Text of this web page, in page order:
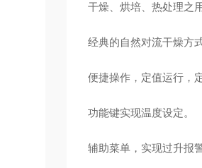
干燥、烘培、热处理之用
经典的自然对流干燥方式
便捷操作，定值运行，
功能键实现温度设定。
辅助菜单，实现过升报